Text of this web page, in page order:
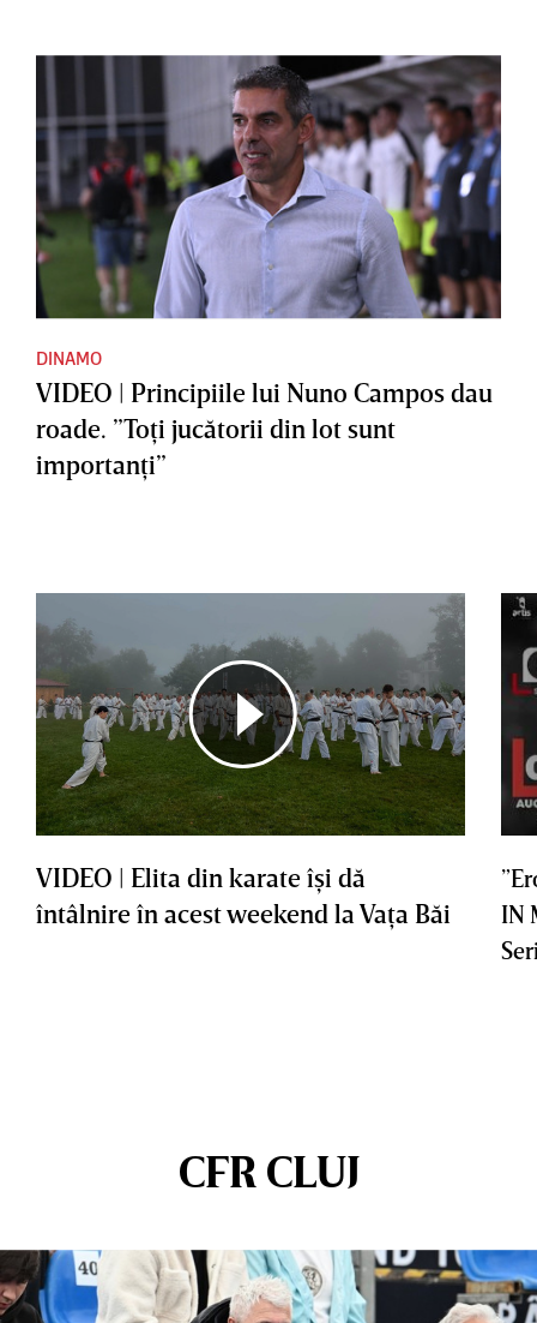
DINAMO
VIDEO | Principiile lui Nuno Campos dau
roade. ”Toţi jucătorii din lot sunt
importanţi”
VIDEO | Elita din karate îşi dă
întâlnire în acest weekend la Vaţa Băi
IN
CFR CLUJ